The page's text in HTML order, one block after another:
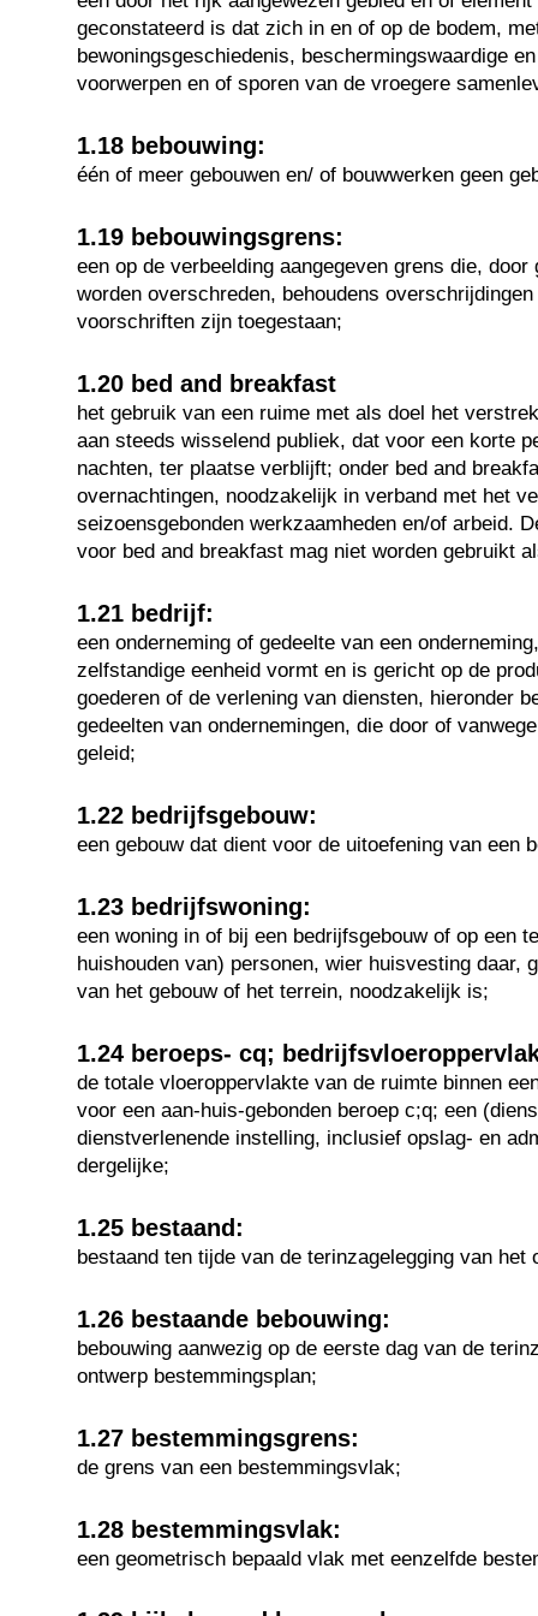
geconstateerd is dat zich in en of op de bodem,
bewoningsgeschiedenis, beschermingswaardige
voorwerpen en of sporen van de vroegere
1.18 bebouwing:
één of meer gebouwen en/ of bouwwerken geen
1.19 bebouwingsgrens:
een op de verbeelding aangegeven grens die, door
worden overschreden, behoudens
voorschriften zijn toegestaan;
1.20 bed and breakfast
het gebruik van een ruime met als doel het
aan steeds wisselend publiek, dat voor een korte
nachten, ter plaatse verblijft; onder bed and
overnachtingen, noodzakelijk in verband met het
seizoensgebonden werkzaamheden en/of arbeid.
voor bed and breakfast mag niet worden gebruikt
1.21 bedrijf:
een onderneming of gedeelte van een
zelfstandige eenheid vormt en is gericht op de
goederen of de verlening van diensten, hieronder
gedeelten van ondernemingen, die door of
geleid;
1.22 bedrijfsgebouw:
een gebouw dat dient voor de uitoefening van een
1.23 bedrijfswoning:
een woning in of bij een bedrijfsgebouw of op een
huishouden van) personen, wier huisvesting daar,
van het gebouw of het terrein, noodzakelijk is;
1.24 beroeps- cq;
de totale vloeroppervlakte van de ruimte binnen
voor een aan-huis-gebonden beroep c;q; een
dienstverlenende instelling, inclusief opslag- en
dergelijke;
1.25 bestaand:
bestaand ten tijde van de terinzagelegging van het
1.26 bestaande bebouwing:
bebouwing aanwezig op de eerste dag van de
ontwerp bestemmingsplan;
1.27 bestemmingsgrens:
de grens van een bestemmingsvlak;
1.28 bestemmingsvlak:
een geometrisch bepaald vlak met eenzelfde